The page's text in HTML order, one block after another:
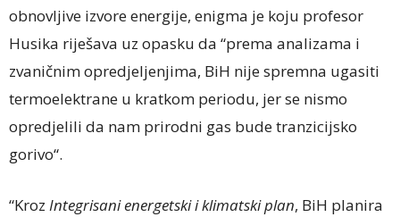
obnovljive izvore energije, enigma je koju profesor
Husika riješava uz opasku da “prema analizama i
zvaničnim opredjeljenjima, BiH nije spremna ugasiti
termoelektrane u kratkom periodu, jer se nismo
opredjelili da nam prirodni gas bude tranzicijsko
gorivo“.
“Kroz Integrisani energetski i klimatski plan, BiH planira